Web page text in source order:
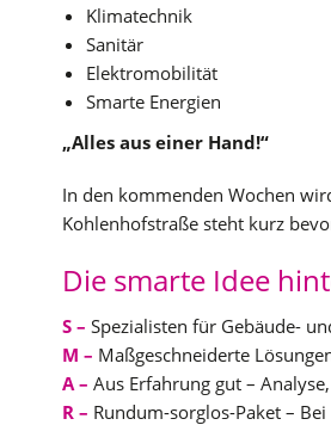
Klimatechnik
Sanitär
Elektromobilität
Smarte Energien
„Alles aus einer Hand!“
In den kommenden Wochen
Kohlenhofstraße steht kurz
Die smarte Idee
S – Spezialisten für Gebäude-
M – Maßgeschneiderte
A – Aus Erfahrung gut –
R – Rundum-sorglos-Paket –